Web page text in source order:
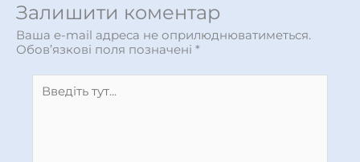
Залишити коментар
Ваша e-mail адреса не оприлюднюватиметься.
Обов’язкові поля позначені *
тут...